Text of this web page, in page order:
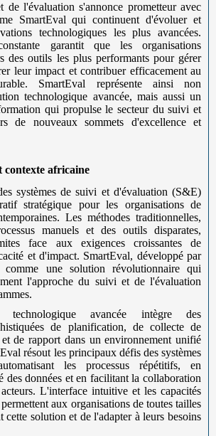
l'évaluation s'annonce prometteur avec
SmartEval qui continuent d'évoluer et
technologiques les plus avancées.
garantit que les organisations
des outils les plus performants pour gérer
leur impact et contribuer efficacement au
SmartEval représente ainsi non
technologique avancée, mais aussi un
qui propulse le secteur du suivi et
de nouveaux sommets d'excellence et
contexte africaine
systèmes de suivi et d'évaluation (S&E)
stratégique pour les organisations de
Les méthodes traditionnelles,
manuels et des outils disparates,
face aux exigences croissantes de
et d'impact. SmartEval, développé par
comme une solution révolutionnaire qui
l'approche du suivi et de l'évaluation
technologique avancée intègre des
de planification, de collecte de
et de rapport dans un environnement unifié
résout les principaux défis des systèmes
les processus répétitifs, en
des données et en facilitant la collaboration
L'interface intuitive et les capacités
aux organisations de toutes tailles
cette solution et de l'adapter à leurs besoins